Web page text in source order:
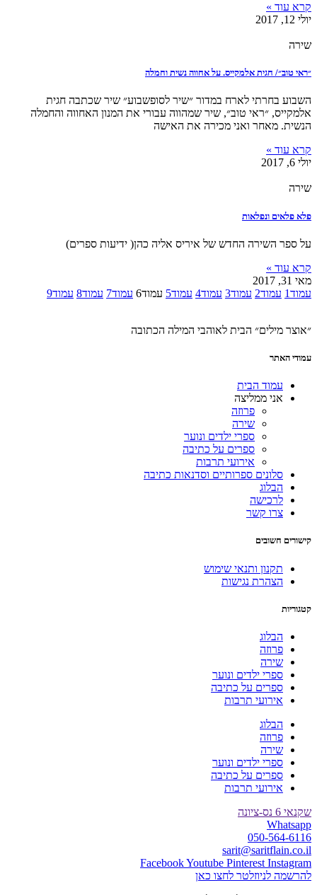
קרא עוד »
יולי 12, 2017
שירה
״ראי טוב״/ חגית אלמקייס. על אחווה נשית וחמלה
השבוע בחרתי לארח במדור ״שיר לסופשבוע״ שיר שכתבה חגית
אלמקייס, ״ראי טוב״, שיר שמהווה עבורי את המנון האחווה והחמלה
הנשית. מאחר ואני מכירה את האישה
קרא עוד »
יולי 6, 2017
שירה
פלא פלאים ונפלאות
על ספר השירה החדש של איריס אליה כהן( ידיעות ספרים)
קרא עוד »
מאי 31, 2017
עמוד1 עמוד2 עמוד3 עמוד4 עמוד5 עמוד6 עמוד7 עמוד8 עמוד9
״אוצר מילים״ הבית לאוהבי המילה הכתובה
עמודי האתר
עמוד הבית
אני ממליצה
פרוזה
שירה
ספרי ילדים ונוער
ספרים על כתיבה
אירועי תרבות
סלונים ספרותיים וסדנאות כתיבה
הבלוג
לרכישה
צרו קשר
קישורים חשובים
תקנון ותנאי שימוש
הצהרת נגישות
קטגוריות
הבלוג
פרוזה
שירה
ספרי ילדים ונוער
ספרים על כתיבה
אירועי תרבות
הבלוג
פרוזה
שירה
ספרי ילדים ונוער
ספרים על כתיבה
אירועי תרבות
שקנאי 6 נס-ציונה
Whatsapp
050-564-6116
sarit@saritflain.co.il
FacebookYoutube Pinterest Instagram
להרשמה לניוזלטר לחצו כאן